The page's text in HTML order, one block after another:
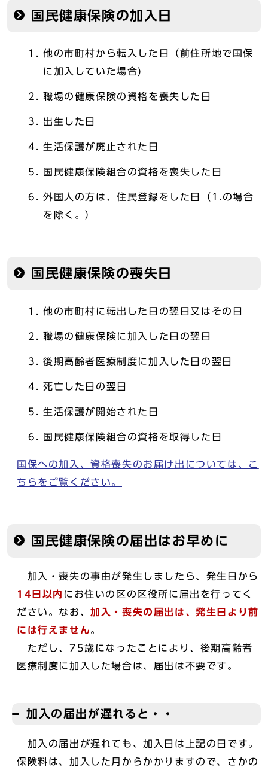
国民健康保険の加入日
他の市町村から転入した日（前住所地で国保
に加入していた場合)
職場の健康保険の資格を喪失した日
出生した日
生活保護が廃止された日
国民健康保険組合の資格を喪失した日
外国人の方は、住民登録をした日（1.の場合
を除く。）
国民健康保険の喪失日
他の市町村に転出した日の翌日又はその日
職場の健康保険に加入した日の翌日
後期高齢者医療制度に加入した日の翌日
死亡した日の翌日
生活保護が開始された日
国民健康保険組合の資格を取得した日
国保への加入、資格喪失のお届け出については、こ
ちらをご覧ください。
国民健康保険の届出はお早めに
加入・喪失の事由が発生しましたら、発生日から
14日以内 にお住いの区の区役所に届出を行ってく
ださい。なお、加入・喪失の届出は、発生日より前
には行えません。
ただし、75歳になったことにより、後期高齢者
医療制度に加入した場合は、届出は不要です。
加入の届出が遅れると・・
加入の届出が遅れても、加入日は上記の日です。
保険料は、加入した月からかかりますので、さかの